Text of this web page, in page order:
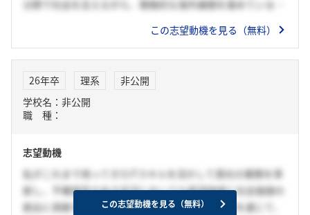
分野で社会を支えながら、積極的な海外展開を進めている。
軸に就職活動を進めており、貴社の環境はまさに理想的だと
この志望動機を見る（無料）
26年卒 理系
非公開
学校名：非公開
職 種：
志望動機
私がこれまで培ってきたITスキルを活かして貴社の業務を革
新し、不確実性のある状況においても経済価値と社会価値の
創出に貢献するためです。貴社の様々なイベントを通じて、
この志望動機を見る（無料）